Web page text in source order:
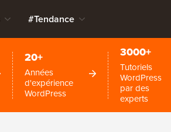
#Tendance
20+
Années
d'expérience
WordPress
3000+
Tutoriels
WordPress
par des
experts